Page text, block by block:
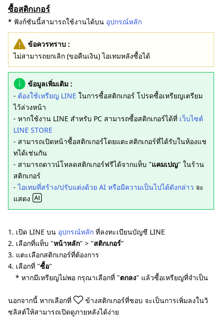
ซื้อสติกเกอร์
* ฟังก์ชันนี้สามารถใช้งานได้บน อุปกรณ์หลัก
ข้อควรทราบ :
ไม่สามารถยกเลิก (ขอคืนเงิน) ไอเทมหลังซื้อได้
ข้อมูลเพิ่มเติม :
- ต้องใช้เหรียญ LINE ในการซื้อสติกเกอร์ โปรดซื้อเหรียญเตรียม
ไว้ล่วงหน้า
- หากใช้งาน LINE สำหรับ PC สามารถซื้อสติกเกอร์ได้ที่ เว็บไซต์
LINE STORE
- สามารถเปิดหน้าซื้อสติกเกอร์โดยแตะสติกเกอร์ที่ได้รับในห้องแช
ทได้เช่นกัน
- สามารถดาวน์โหลดสติกเกอร์ฟรีได้จากแท็บ "แคมเปญ" ในร้าน
สติกเกอร์
-ไอเทมที่สร้าง/ปรับแต่งด้วย AI หรือมีความเป็นไปได้ดังกล่าว จะ
แสดง
1. เปิด LINE บน อุปกรณ์หลัก ที่ลงทะเบียนบัญชี LINE
2. เลือกที่แท็บ "หน้าหลัก" > "สติกเกอร์"
3. แตะเลือกสติกเกอร์ที่ต้องการ
4. เลือกที่ "ซื้อ"
* หากมีเหรียญไม่พอ กรุณาเลือกที่ "ตกลง" แล้วซื้อเหรียญที่จำเป็น
นอกจากนี้ หากเลือกที่
ข้างสติกเกอร์ที่ชอบ จะเป็นการเพิ่มลงในวิ
ชลิสต์ให้สามารถเปิดดูภายหลังได้ง่าย